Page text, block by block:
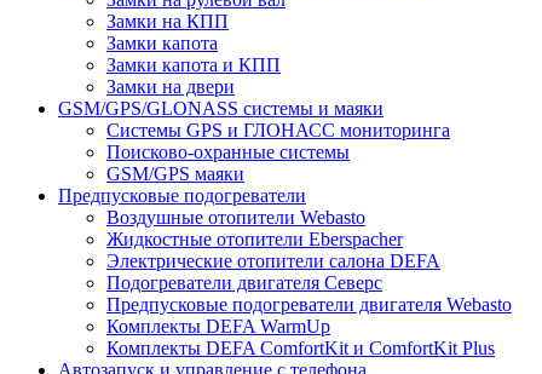
Замки на КПП
Замки капота
Замки капота и КПП
Замки на двери
GSM/GPS/GLONASS системы и маяки
Системы GPS и ГЛОНАСС мониторинга
Поисково-охранные системы
GSM/GPS маяки
Предпусковые подогреватели
Воздушные отопители Webasto
Жидкостные отопители Eberspacher
Электрические отопители салона DEFA
Подогреватели двигателя Северс
Предпусковые подогреватели двигателя Webasto
Комплекты DEFA WarmUp
Комплекты DEFA ComfortKit и ComfortKit Plus
Автозапуск и управление с телефона